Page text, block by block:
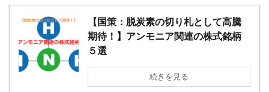
【国策：脱炭素の切り札として高騰
期待！】アンモニア関連の株式銘柄
５選
続きを見る